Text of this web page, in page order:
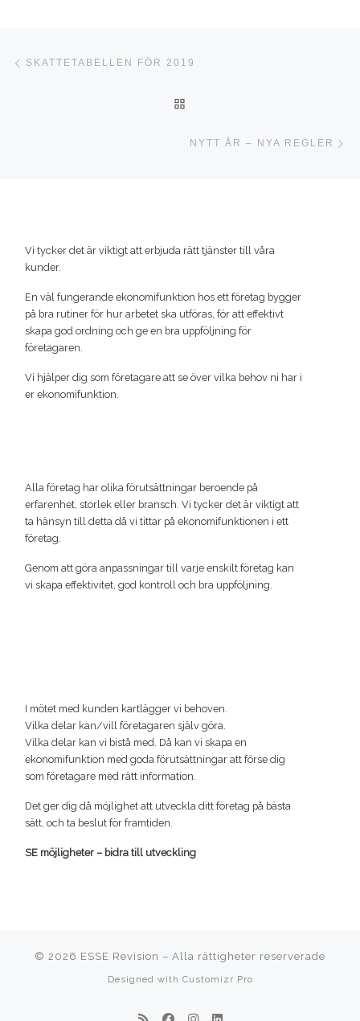
Inläggsnavigering
SKATTETABELLEN FÖR 2019
NYTT ÅR – NYA REGLER
Vi tycker det är viktigt att erbjuda rätt tjänster till våra
kunder.
En väl fungerande ekonomifunktion hos ett företag bygger
på bra rutiner för hur arbetet ska utföras, för att effektivt
skapa god ordning och ge en bra uppföljning för
företagaren.
Vi hjälper dig som företagare att se över vilka behov ni har i
er ekonomifunktion.
Alla företag har olika förutsättningar beroende på
erfarenhet, storlek eller bransch. Vi tycker det är viktigt att
ta hänsyn till detta då vi tittar på ekonomifunktionen i ett
företag.
Genom att göra anpassningar till varje enskilt företag kan
vi skapa effektivitet, god kontroll och bra uppföljning.
I mötet med kunden kartlägger vi behoven.
Vilka delar kan/vill företagaren själv göra.
Vilka delar kan vi bistå med. Då kan vi skapa en
ekonomifunktion med goda förutsättningar att förse dig
som företagare med rätt information.
Det ger dig då möjlighet att utveckla ditt företag på bästa
sätt, och ta beslut för framtiden.
SE möjligheter – bidra till utveckling
© 2026 ESSE Revision – Alla rättigheter reserverade
Designed with Customizr Pro